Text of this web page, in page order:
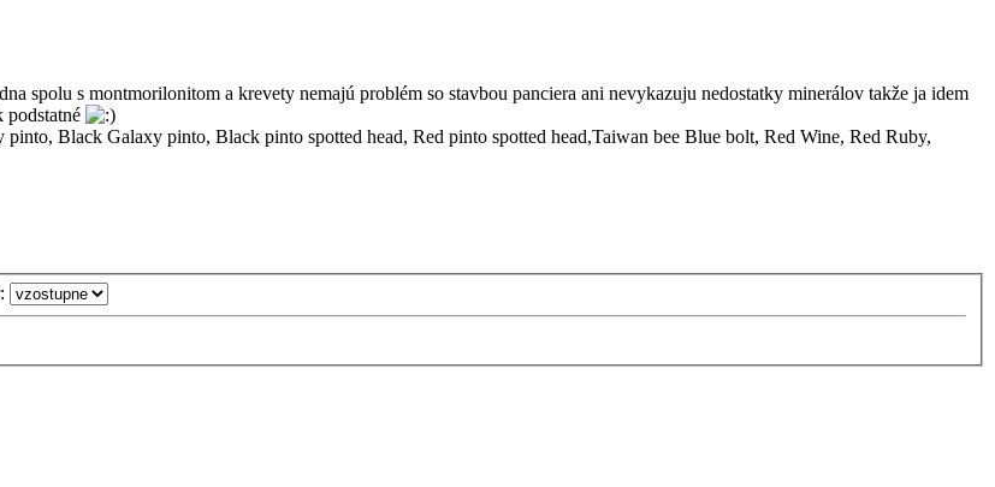
spolu s montmorilonitom a krevety nemajú problém so stavbou panciera ani nevykazuju nedostatky minerálov takže ja idem
podstatné
Black Galaxy pinto, Black pinto spotted head, Red pinto spotted head,Taiwan bee Blue bolt, Red Wine, Red Ruby,